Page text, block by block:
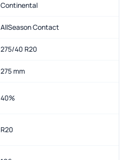
Continental
AllSeason Contact
275/40 R20
275 mm
40%
R20